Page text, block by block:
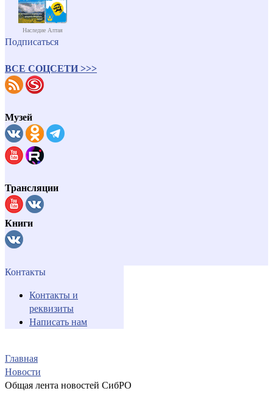
Наследие Алтая
Подписаться
ВСЕ СОЦСЕТИ >>>
Музей
Трансляции
Книги
Контакты
Контакты и
реквизиты
Написать нам
Главная
Новости
Общая лента новостей СибРО